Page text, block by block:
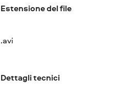
Estensione del file
.avi
Dettagli tecnici